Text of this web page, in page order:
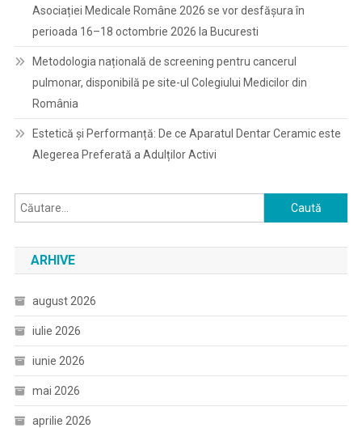
Asociației Medicale Române 2026 se vor desfășura în
perioada 16–18 octombrie 2026 la Bucuresti
Metodologia națională de screening pentru cancerul
pulmonar, disponibilă pe site-ul Colegiului Medicilor din
România
Estetică și Performanță: De ce Aparatul Dentar Ceramic este
Alegerea Preferată a Adulților Activi
Caută
după:
ARHIVE
august 2026
iulie 2026
iunie 2026
mai 2026
aprilie 2026